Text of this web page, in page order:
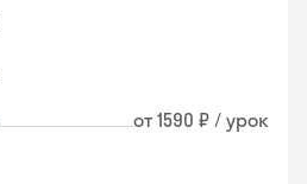
от 1590 ₽ / урок